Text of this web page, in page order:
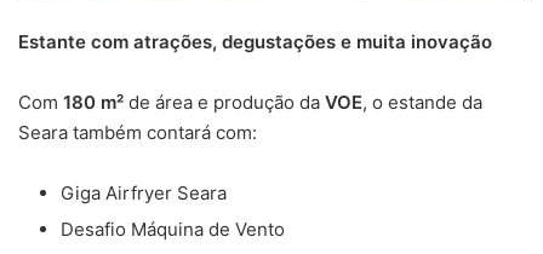
Estante com atrações, degustações e muita inovação
Com 180 m² de área e produção da VOE, o estande da
Seara também contará com:
Giga Airfryer Seara
Desafio Máquina de Vento